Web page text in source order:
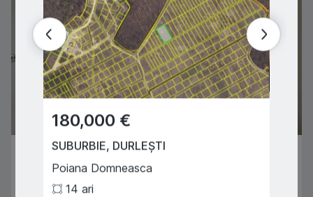
94,500 €
CHIȘINĂU , CENTRU
180,000 €
SUBURBIE, DURLEȘTI
Poiana Domneasca
14 ari